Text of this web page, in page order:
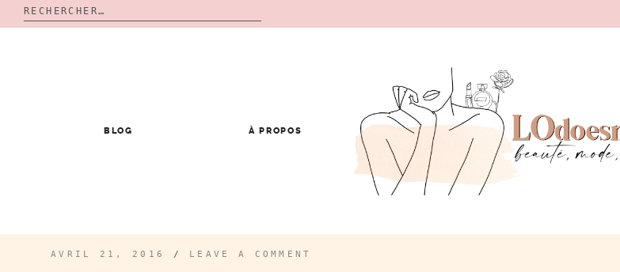
Rechercher :
BLOG À PROPOS
AVRIL 21, 2016 / LEAVE A COMMENT